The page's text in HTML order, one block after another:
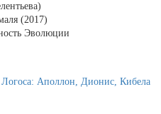
(2017)
Эволюции
Аполлон, Дионис, Кибела